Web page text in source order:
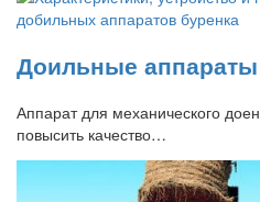
Доильные аппараты
Аппарат для механического
повысить качество…